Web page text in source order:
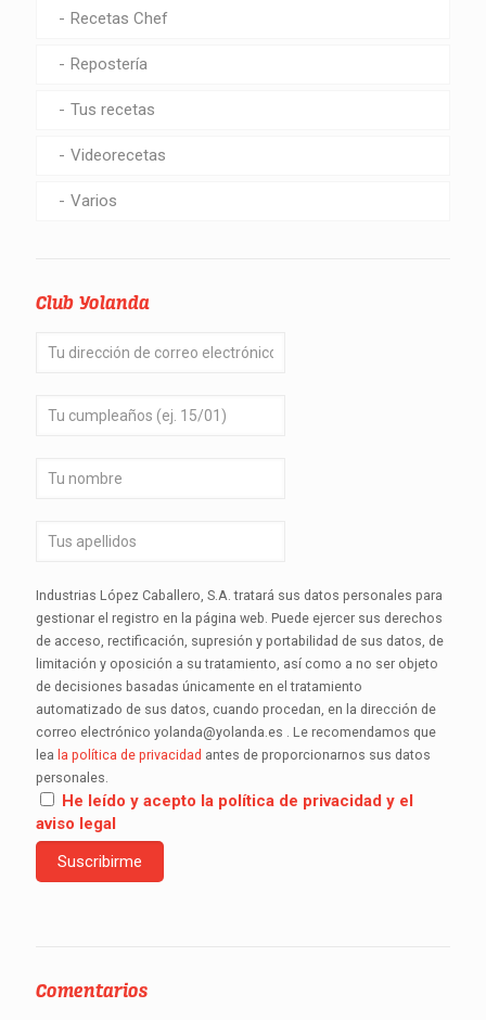
Recetas Chef
Repostería
Tus recetas
Videorecetas
Varios
Club Yolanda
Industrias López Caballero, S.A. tratará sus datos personales para
gestionar el registro en la página web. Puede ejercer sus derechos
de acceso, rectificación, supresión y portabilidad de sus datos, de
limitación y oposición a su tratamiento, así como a no ser objeto
de decisiones basadas únicamente en el tratamiento
automatizado de sus datos, cuando procedan, en la dirección de
correo electrónico yolanda@yolanda.es . Le recomendamos que
lea la política de privacidad antes de proporcionarnos sus datos
personales.
He leído y acepto la política de privacidad y el
aviso legal
Comentarios